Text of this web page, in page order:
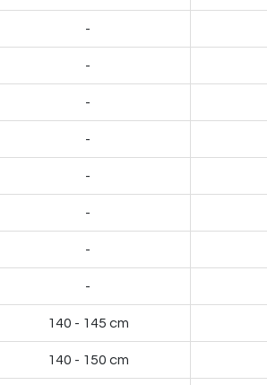
-
-
-
-
-
-
-
-
140 - 145 cm
140 - 150 cm